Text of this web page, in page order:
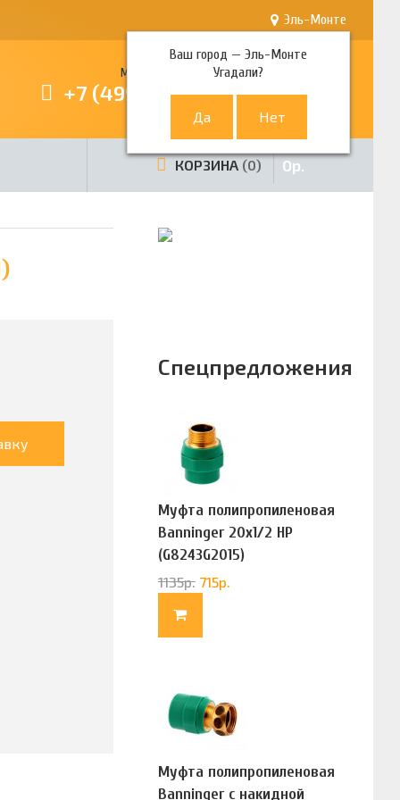
Эль-Монте
Ваш город —Эль-Монте
Угадали?
Многоканальный телефон
+7 (499) 380-80-80
КОРЗИНА 0 0р.
Спецпредложения
Муфта полипропиленовая
Banninger 20х1/2 НР
(G8243G2015)
1135р. 715р.
Муфта полипропиленовая
Banninger с накидной